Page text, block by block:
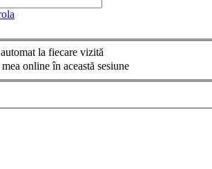
la fiecare vizită
online în această sesiune